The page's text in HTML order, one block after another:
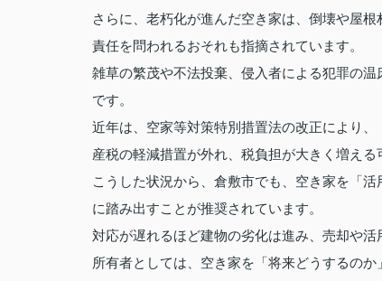
さらに、老朽化が進んだ空き家は、倒壊や屋
責任を問われるおそれも指摘されています。
雑草の繁茂や不法投棄、侵入者による犯罪の
です。
近年は、空家等対策特別措置法の改正により
産税の軽減措置が外れ、税負担が大きく増える
こうした状況から、倉敷市でも、空き家を「
に踏み出すことが推奨されています。
対応が遅れるほど建物の劣化は進み、売却や
所有者としては、空き家を「将来どうするの